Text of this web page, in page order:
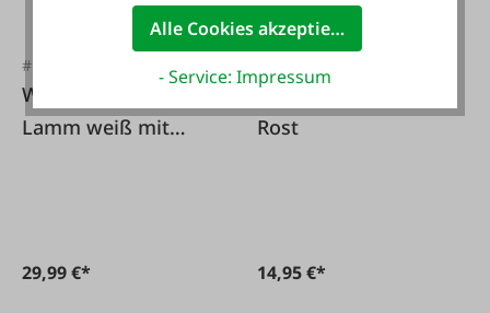
#FA115315
Weihkorbdecke
Lamm weiß mit
29,99 €*
Dekofigur Kuh aus
Rost
14,95 €*
Alle Cookies akzeptieren
- Service: Impressum